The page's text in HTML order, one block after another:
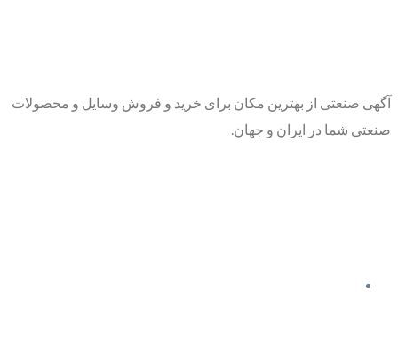
آگهی صنعتی از بهترین مکان برای خرید و فروش وسایل و محصولات
صنعتی شما در ایران و جهان.